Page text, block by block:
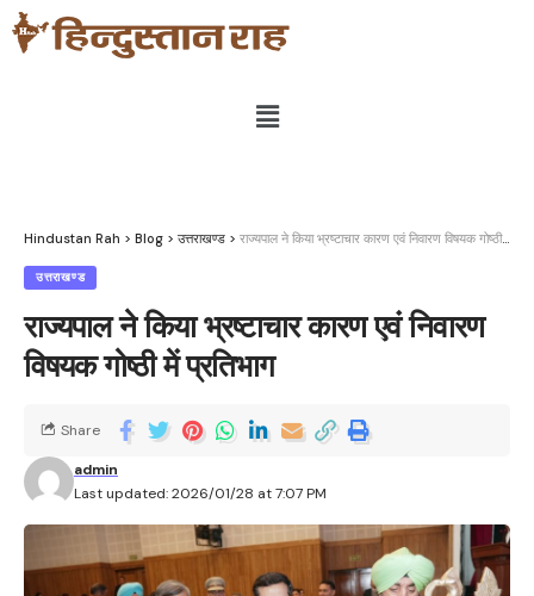
Hindustan Rah > Blog > उत्तराखण्ड > राज्यपाल ने किया भ्रष्टाचार कारण एवं निवारण विषयक गोष्ठी में प्रतिभाग
उत्तराखण्ड
राज्यपाल ने किया भ्रष्टाचार कारण एवं निवारण
विषयक गोष्ठी में प्रतिभाग
Last updated: 2026/01/28 at 7:07 PM
admin
Share